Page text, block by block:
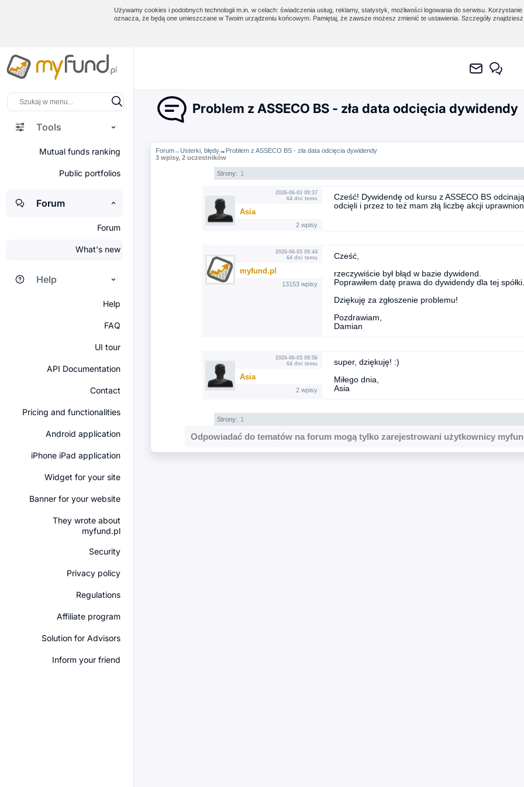
Używamy cookies i podobnych technologii m.in. w celach: świadczenia usług, reklamy, statystyk, możliwości logowania do serwisu.
oznacza, że będą one umieszczane w Twoim urządzeniu końcowym. Pamiętaj, że zawsze możesz zmienić te ustawienia. Szczegóły
Tools
Mutual funds ranking
Public portfolios
Forum
Forum
What's new
Help
Help
FAQ
UI tour
API Documentation
Contact
Pricing and functionalities
Android application
iPhone iPad application
Widget for your site
Banner for your website
They wrote about
myfund.pl
Security
Privacy policy
Regulations
Affiliate program
Solution for Advisors
Inform your friend
Problem z ASSECO BS - zła data odcięcia dywidendy
Forum→Usterki, błędy→ Problem z ASSECO BS - zła data odcięcia dywidendy
3 wpisy, 2 uczestników
Strony: 1
2026-06-03 09:37
64 dni temu
Asia
2 wpisy
Cześć! Dywidendę od kursu z ASSECO BS
odcięli i przez to też mam złą liczbę akcji
2026-06-03 09:44
64 dni temu
myfund.pl
13153 wpisy
Cześć,
rzeczywiście był błąd w bazie dywidend.
Poprawiłem datę prawa do dywidendy dla tej spółki.
Dziękuję za zgłoszenie problemu!
Pozdrawiam,
Damian
2026-06-03 09:56
64 dni temu
Asia
2 wpisy
super, dziękuję! :)
Miłego dnia,
Asia
Strony: 1
Odpowiadać do tematów na forum mogą tylko zarejestrowani użytkownicy